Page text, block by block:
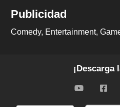
Publicidad
Comedy Entertainment
¡Descarga